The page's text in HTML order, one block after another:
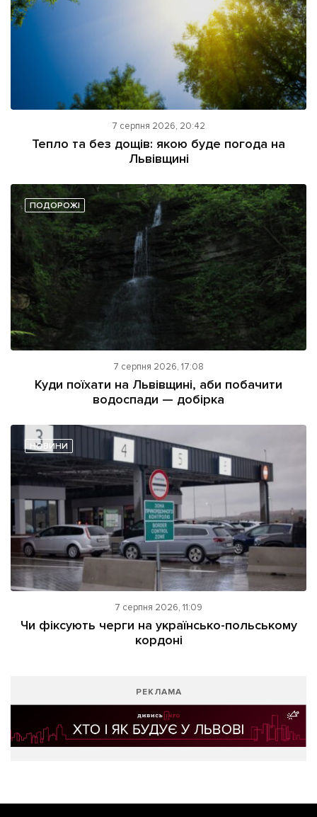
7 серпня 2026, 20:42
Тепло та без дощів: якою буде погода на
Львівщині
ПОДОРОЖІ
7 серпня 2026, 17:08
Куди поїхати на Львівщині, аби побачити
водоспади — добірка
НОВИНИ
7 серпня 2026, 11:09
Чи фіксують черги на українсько-польському
кордоні
РЕКЛАМА